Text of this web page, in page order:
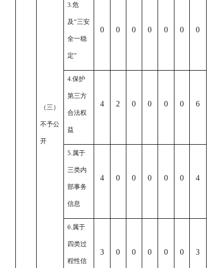
（三）
不予公
开
3. 危
及“三安
全一稳
定”
0 0 0 0 0 0 0
4. 保护
第三方
合法权
益
4 2 0 0 0 0 6
5. 属于
三类内
部事务
信息
4 0 0 0 0 0 4
6. 属于
四类过
程性信
3 0 0 0 0 0 3